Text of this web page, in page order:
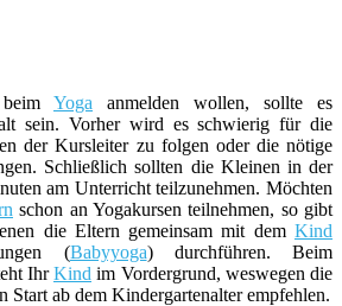
beim Yoga anmelden wollen, sollte es
sein. Vorher wird es schwierig für die
der Kursleiter zu folgen oder die nötige
Schließlich sollten die Kleinen in der
am Unterricht teilzunehmen. Möchten
schon an Yogakursen teilnehmen, so gibt
die Eltern gemeinsam mit dem Kind
(Babyyoga) durchführen. Beim
IhrKind im Vordergrund, weswegen die
Start ab dem Kindergartenalter empfehlen.